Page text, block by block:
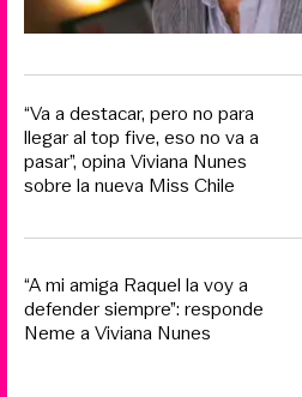
“Va a destacar, pero no para
llegar al top five, eso no va a
pasar”, opina Viviana Nunes
sobre la nueva Miss Chile
“A mi amiga Raquel la voy a
defender siempre”: responde
Neme a Viviana Nunes